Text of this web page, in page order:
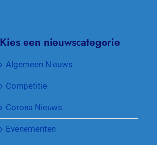
Contributie en
Sponsoren
Kies een nieuwscategorie
Algemeen Nieuws
Competitie
Corona Nieuws
Evenementen